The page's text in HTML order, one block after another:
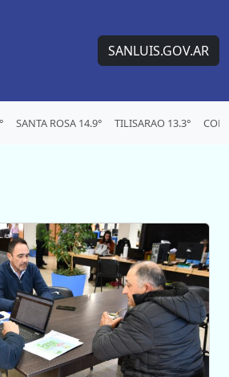
SANLUIS.GOV.AR
SANTA ROSA 14.9° TILISARAO 13.3°